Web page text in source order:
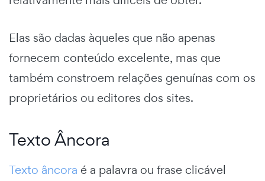
Elas são dadas àqueles que não apenas
fornecem conteúdo excelente, mas que
também constroem relações genuínas com os
proprietários ou editores dos sites.
Texto Âncora
Texto âncora é a palavra ou frase clicável